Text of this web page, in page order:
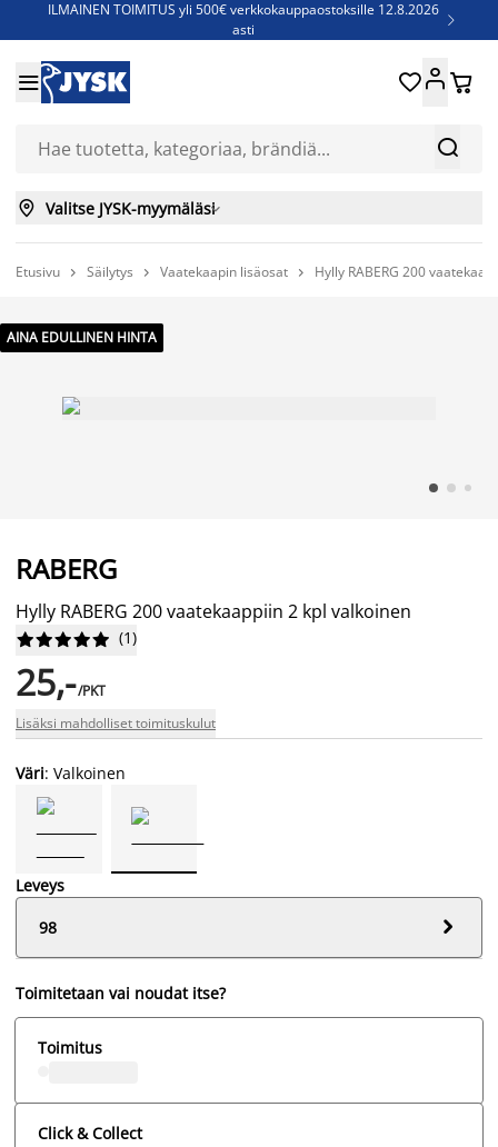
ILMAINEN TOIMITUS yli 500€ verkkokauppaostoksille 12.8.2026
asti

Jenkkisänkyjä - Säästä jopa 60%


 
 Valitse JYSK-myymäläsi
Etusivu  Säilytys  Vaatekaapin lisäosat  Hylly RABERG 200
AINA EDULLINEN HINTA
RABERG
Hylly RABERG 200 vaatekaappiin 2 kpl valkoinen





 (1)
25,-/PKT
Lisäksi mahdolliset toimituskulut
Väri: Valkoinen
Leveys
98

Toimitetaan vai noudat itse?
Toimitus
Click & Collect